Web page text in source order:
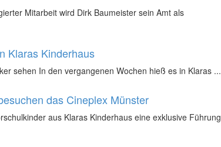
Mitarbeit wird Dirk Baumeister sein Amt als
Klaras Kinderhaus
sehen In den vergangenen Wochen hieß es in Klaras ...
das Cineplex Münster
aus Klaras Kinderhaus eine exklusive Führung